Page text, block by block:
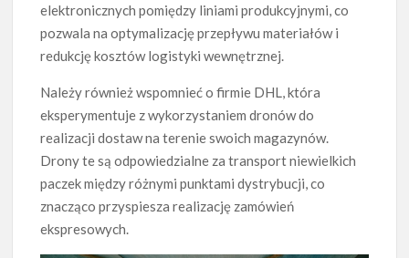
elektronicznych pomiędzy liniami produkcyjnymi, co
pozwala na optymalizację przepływu materiałów i
redukcję kosztów logistyki wewnętrznej.
Należy również wspomnieć o firmie DHL, która
eksperymentuje z wykorzystaniem dronów do
realizacji dostaw na terenie swoich magazynów.
Drony te są odpowiedzialne za transport niewielkich
paczek między różnymi punktami dystrybucji, co
znacząco przyspiesza realizację zamówień
ekspresowych.